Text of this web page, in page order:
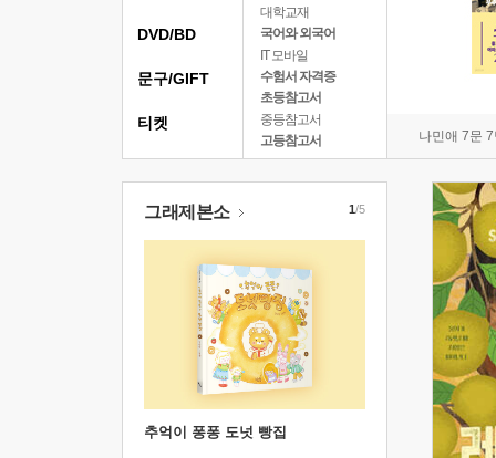
대학교재
국어와 외국어
IT 모바일
수험서 자격증
초등참고서
중등참고서
고등참고서
나민애 7문
DVD/BD
문구/GIFT
티켓
그래제본소
추억이 퐁퐁 도넛 빵집
1/5